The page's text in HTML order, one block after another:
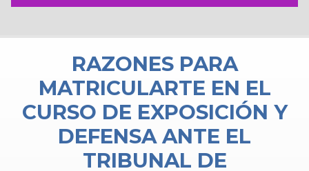
RAZONES PARA
MATRICULARTE EN EL
CURSO DE EXPOSICIÓN Y
DEFENSA ANTE EL
TRIBUNAL DE